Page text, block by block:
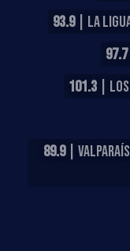
93.9| LA
97.7
101.3| LOS
89.9|